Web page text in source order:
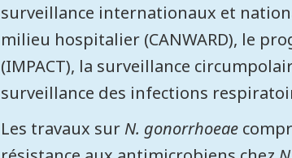
surveillance internationaux et
milieu hospitalier (CANWARD), le
(IMPACT), la surveillance
surveillance des infections
Les travaux sur N. gonorrhoeae